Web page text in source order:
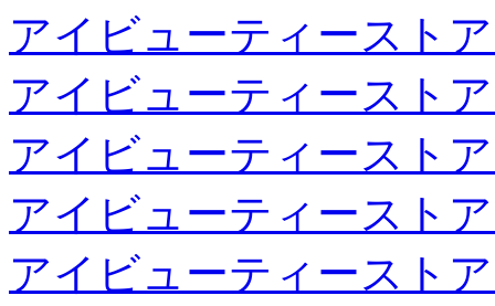
アイビューティースト
アイビューティースト
アイビューティースト
アイビューティースト
アイビューティースト